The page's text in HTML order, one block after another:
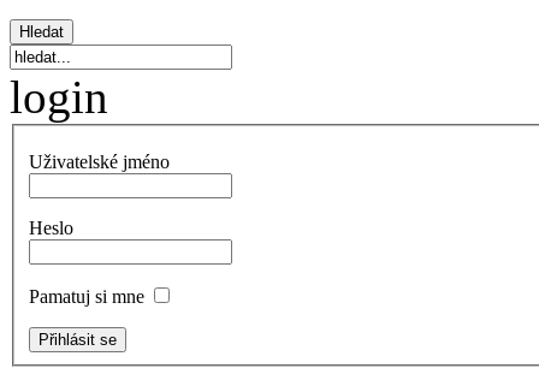
login
Uživatelské jméno
Heslo
Pamatuj si mne